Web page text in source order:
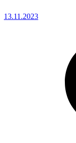
13.11.2023